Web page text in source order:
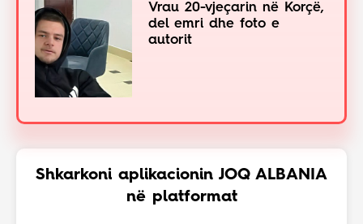
Vrau 20-vjeçarin në Korçë,
del emri dhe foto e
autorit
Shkarkoni aplikacionin JOQ ALBANIA
në platformat